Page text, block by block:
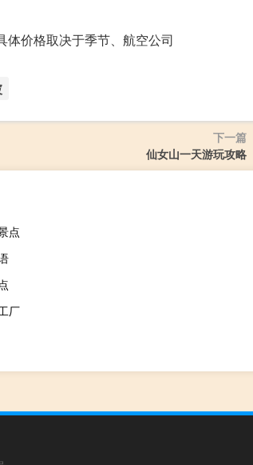
价格取决于季节、航空公司
下一篇
仙女山一天游玩攻略
点
厂